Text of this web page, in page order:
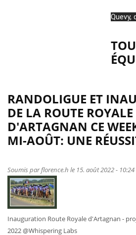
Quevy,
RANDOLIGUE ET
DE LA ROUTE ROYALE
D'ARTAGNAN CE
MI-AOÛT: UNE
Soumis parflorence.h le 15. août 2022 - 10:24
Inauguration Route Royale d'Artagnan -
2022 @Whispering Labs